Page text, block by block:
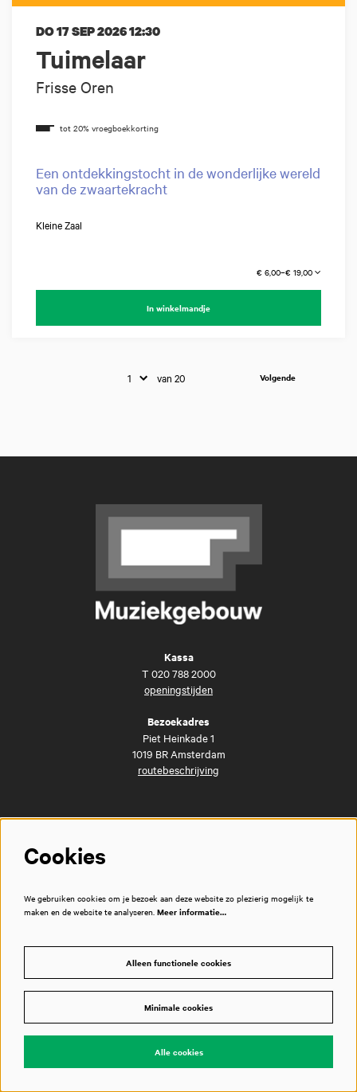
Tuimelaar
Frisse Oren
DO 17 SEP 202612:30
Een ontdekkingstocht in de wonderlijke wereld
van de zwaartekracht
Kleine Zaal
€ 6,00–€ 19,00
In winkelmandje
van 20 Volgende
Kassa
T 020 788 2000
openingstijden
Bezoekadres
Piet Heinkade 1
1019 BR Amsterdam
routebeschrijving
Zakelijke evenementen
Techniek/ Technical information
Cookies
We gebruiken cookies om je bezoek aan deze website zo plezierig mogelijk te
maken en de website te analyseren. Meer informatie…
Alleen functionele cookies
Minimale cookies
Alle cookies